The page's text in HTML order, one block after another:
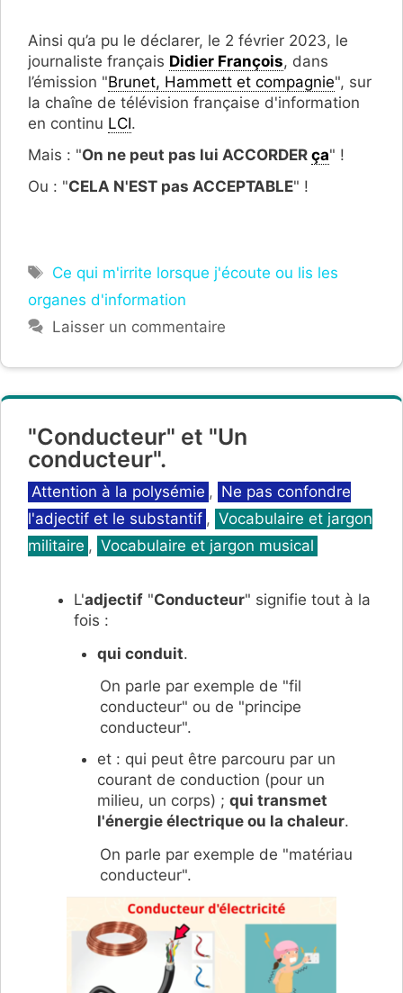
Ainsi qu’a pu le déclarer, le 2 février 2023, le
journaliste français Didier François, dans
l’émission "Brunet, Hammett et compagnie", sur
la chaîne de télévision française d'information
en continu LCI.
Mais : "On ne peut pas lui ACCORDER ça" !
Ou : "CELA N'EST pas ACCEPTABLE" !
Étiquettes
Ce qui m'irrite lorsque j'écoute ou lis les
organes d'information
Laisser un commentaire
"Conducteur" et "Un
conducteur".
Catégories
Attention à la polysémie , Ne pas confondre
l'adjectif et le substantif , Vocabulaire et jargon
militaire , Vocabulaire et jargon musical
L'adjectif "Conducteur" signifie tout à la
fois :
qui conduit.
On parle par exemple de "fil
conducteur" ou de "principe
conducteur".
et : qui peut être parcouru par un
courant de conduction (pour un
milieu, un corps) ; qui transmet
l'énergie électrique ou la chaleur.
On parle par exemple de "matériau
conducteur".